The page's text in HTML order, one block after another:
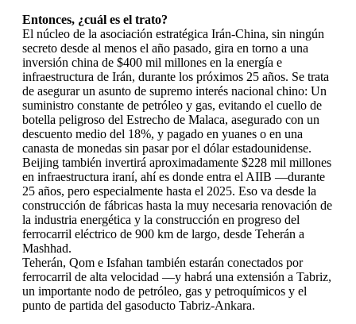
Entonces, ¿cuál es el trato?
El núcleo de la asociación estratégica Irán-China, sin ningún
secreto desde al menos el año pasado, gira en torno a una
inversión china de $400 mil millones en la energía e
infraestructura de Irán, durante los próximos 25 años. Se trata
de asegurar un asunto de supremo interés nacional chino: Un
suministro constante de petróleo y gas, evitando el cuello de
botella peligroso del Estrecho de Malaca, asegurado con un
descuento medio del 18%, y pagado en yuanes o en una
canasta de monedas sin pasar por el dólar estadounidense.
Beijing también invertirá aproximadamente $228 mil millones
en infraestructura iraní, ahí es donde entra el AIIB —durante
25 años, pero especialmente hasta el 2025. Eso va desde la
construcción de fábricas hasta la muy necesaria renovación de
la industria energética y la construcción en progreso del
ferrocarril eléctrico de 900 km de largo, desde Teherán a
Mashhad.
Teherán, Qom e Isfahan también estarán conectados por
ferrocarril de alta velocidad —y habrá una extensión a Tabriz,
un importante nodo de petróleo, gas y petroquímicos y el
punto de partida del gasoducto Tabriz-Ankara.